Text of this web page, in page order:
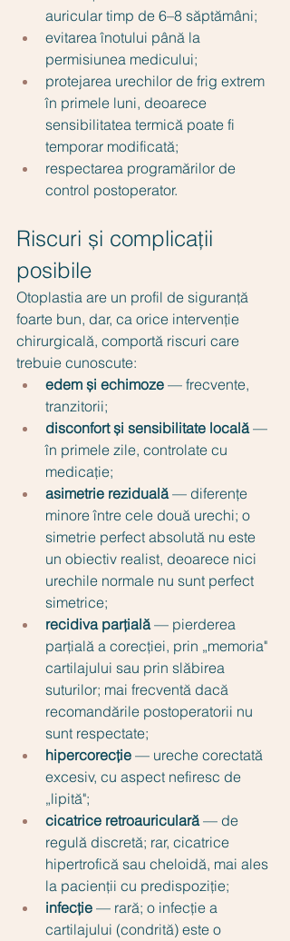
auricular timp de 6–8 săptămâni;
evitarea înotului până la
permisiunea medicului;
protejarea urechilor de frig extrem
în primele luni, deoarece
sensibilitatea termică poate fi
temporar modificată;
respectarea programărilor de
control postoperator.
Riscuri și complicații
posibile
Otoplastia are un profil de siguranță
foarte bun, dar, ca orice intervenție
chirurgicală, comportă riscuri care
trebuie cunoscute:
edem și echimoze — frecvente,
tranzitorii;
disconfort și sensibilitate locală —
în primele zile, controlate cu
medicație;
asimetrie reziduală — diferențe
minore între cele două urechi; o
simetrie perfect absolută nu este
un obiectiv realist, deoarece nici
urechile normale nu sunt perfect
simetrice;
recidiva parțială — pierderea
parțială a corecției, prin „memoria"
cartilajului sau prin slăbirea
suturilor; mai frecventă dacă
recomandările postoperatorii nu
sunt respectate;
hipercorecție — ureche corectată
excesiv, cu aspect nefiresc de
„lipită";
cicatrice retroauriculară — de
regulă discretă; rar, cicatrice
hipertrofică sau cheloidă, mai ales
la pacienții cu predispoziție;
infecție — rară; o infecție a
cartilajului (condrită) este o